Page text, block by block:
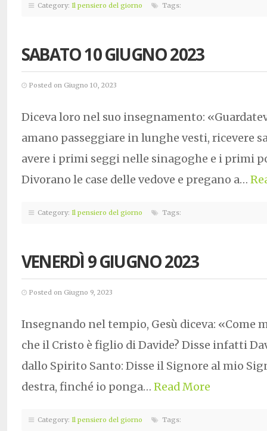
Category: Il pensiero del giorno Tags:
SABATO 10 GIUGNO 2023
Posted on Giugno 10, 2023
Diceva loro nel suo insegnamento:
amano passeggiare in lunghe vesti, ricevere
avere i primi seggi nelle sinagoghe e i primi
Divorano le case delle vedove e pregano a…
Category: Il pensiero del giorno Tags:
VENERDÌ 9 GIUGNO 2023
Posted on Giugno 9, 2023
Insegnando nel tempio, Gesù diceva: «Come
che il Cristo è figlio di Davide? Disse infatti
dallo Spirito Santo: Disse il Signore al mio
destra, finché io ponga… Read More
Category: Il pensiero del giorno Tags: